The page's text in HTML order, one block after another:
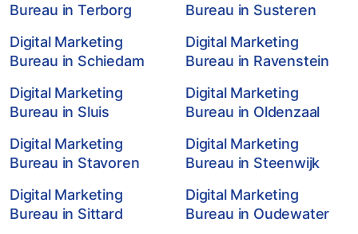
Bureau in Terborg
Bureau in Susteren
Digital Marketing
Bureau in Schiedam
Digital Marketing
Bureau in Ravenstein
Digital Marketing
Bureau in Sluis
Digital Marketing
Bureau in Oldenzaal
Digital Marketing
Bureau in Stavoren
Digital Marketing
Bureau in Steenwijk
Digital Marketing
Bureau in Sittard
Digital Marketing
Bureau in Oudewater